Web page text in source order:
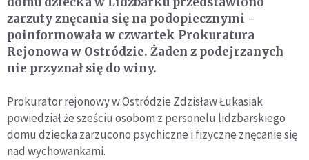
zarzuty znęcania się na podopiecznymi -
poinformowała w czwartek Prokuratura
Rejonowa w Ostródzie. Żaden z podejrzanych
nie przyznał się do winy.
Prokurator rejonowy w Ostródzie Zdzisław Łukasiak
powiedział że sześciu osobom z personelu lidzbarskiego
domu dziecka zarzucono psychiczne i fizyczne znęcanie się
nad wychowankami.